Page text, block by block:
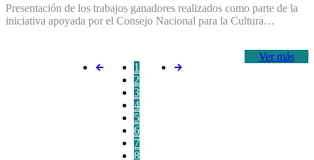
Presentación de los trabajos ganadores realizados como parte de la
iniciativa apoyada por el Consejo Nacional para la Cultura…
Ver más
1
2
3
4
5
6
7
8